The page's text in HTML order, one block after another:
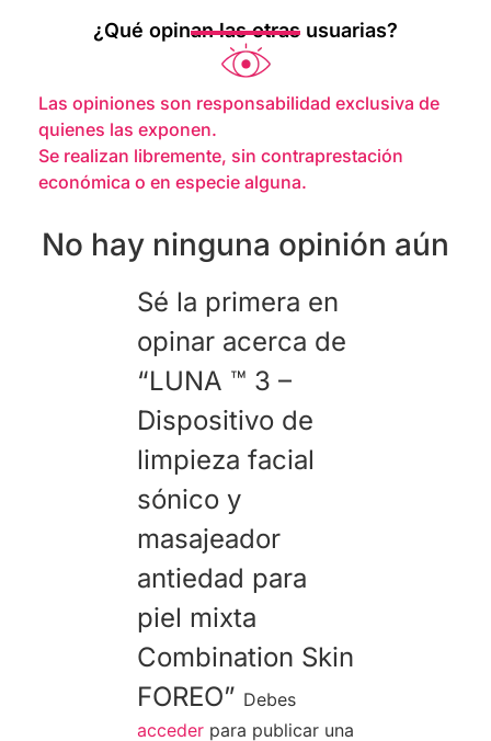
¿Qué opinan las otras usuarias?
Las opiniones son responsabilidad exclusiva de
quienes las exponen.
Se realizan libremente, sin contraprestación
económica o en especie alguna.
No hay ninguna opinión aún
Sé la primera en
opinar acerca de
“LUNA ™ 3 –
Dispositivo de
limpieza facial
sónico y
masajeador
antiedad para
piel mixta
Combination Skin
FOREO” Debes
accederpara publicar una